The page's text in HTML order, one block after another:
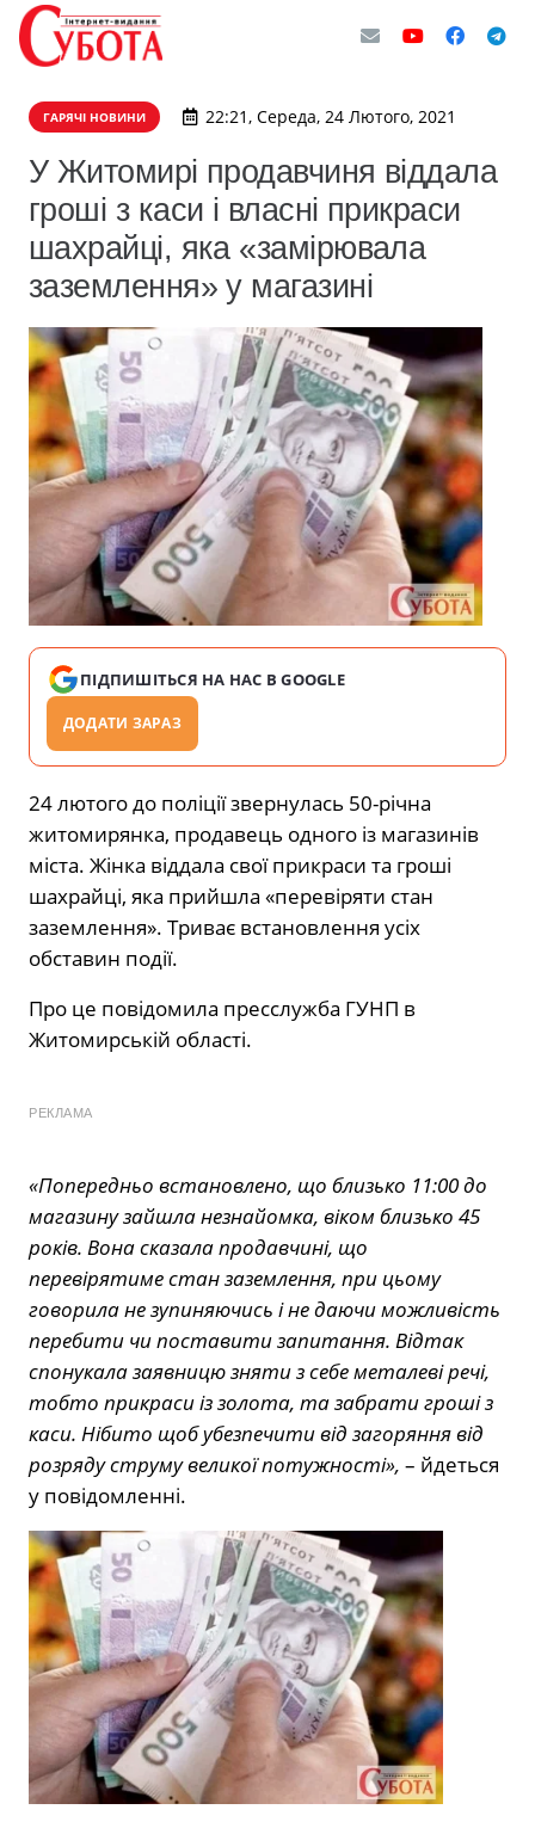
ГАРЯЧІ НОВИНИ 22:21, Середа, 24 Лютого, 2021
​У Житомирі продавчиня віддала
гроші з каси і власні прикраси
шахрайці, яка «замірювала
заземлення» у магазині
ПІДПИШІТЬСЯ НА НАС В GOOGLE
ДОДАТИ ЗАРАЗ
24 лютого до поліції звернулась 50-річна
житомирянка, продавець одного із магазинів
міста. Жінка віддала свої прикраси та гроші
шахрайці, яка прийшла «перевіряти стан
заземлення». Триває встановлення усіх
обставин події.
Про це повідомила пресслужба ГУНП в
Житомирській області.
РЕКЛАМА
«Попередньо встановлено, що близько 11:00 до
магазину зайшла незнайомка, віком близько 45
років. Вона сказала продавчині, що
перевірятиме стан заземлення, при цьому
говорила не зупиняючись і не даючи можливість
перебити чи поставити запитання. Відтак
спонукала заявницю зняти з себе металеві речі,
тобто прикраси із золота, та забрати гроші з
каси. Нібито щоб убезпечити від загоряння від
розряду струму великої потужності», – йдеться
у повідомленні.